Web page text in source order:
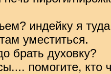
индейку я
уместиться.
брать духовку?
помогите,